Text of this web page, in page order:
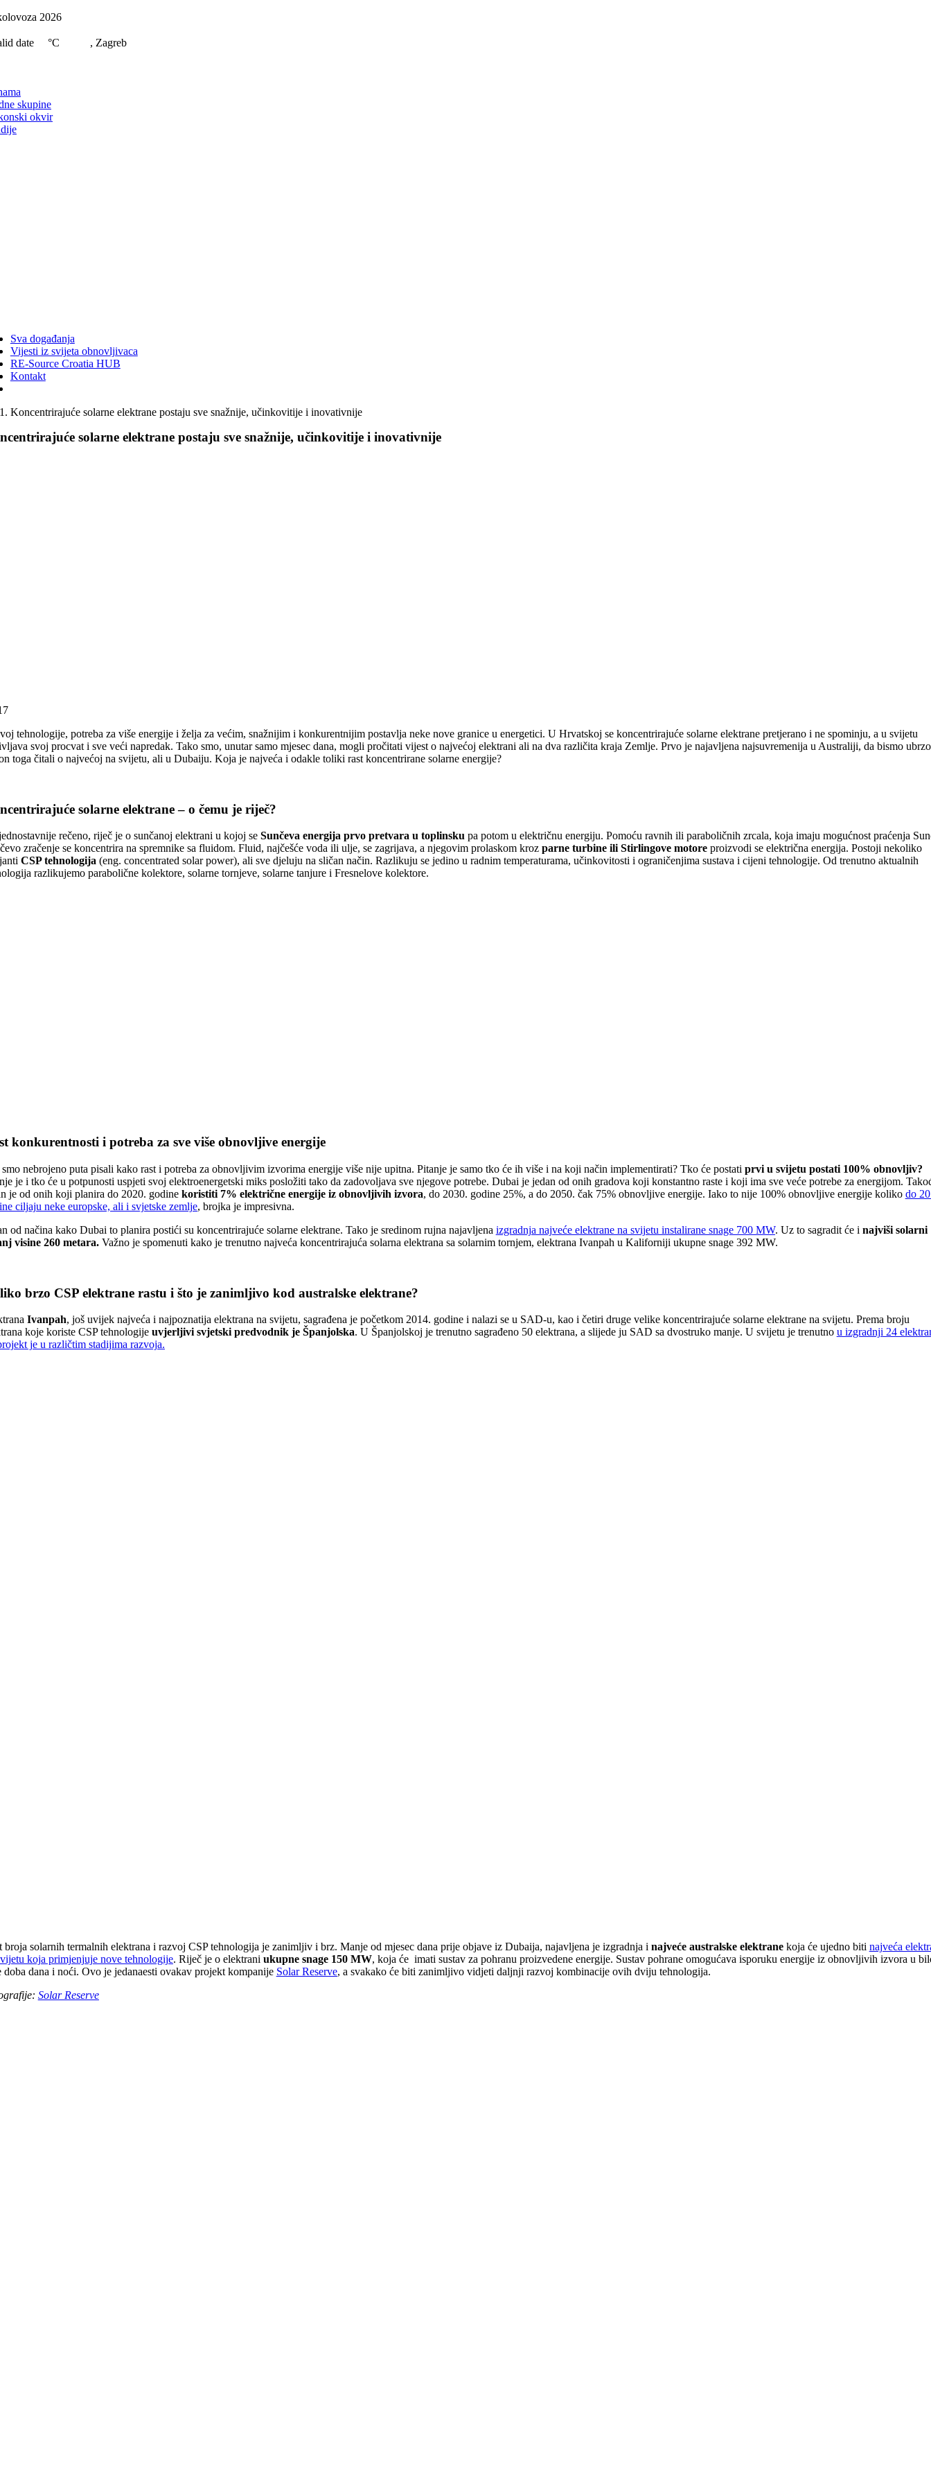
Skip
content
2026
date °C , Zagreb
skupine
okvir
Sva događanja
Vijesti iz svijeta obnovljivaca
RE-Source Croatia HUB
Kontakt
Koncentrirajuće solarne elektrane postaju sve snažnije, učinkovitije i inovativnije
solarne elektrane postaju sve snažnije, učinkovitije i inovativnije
tehnologije, potreba za više energije i želja za većim, snažnijim i konkurentnijim postavlja neke nove granice u energetici. U Hrvatskoj se koncentrirajuće solarne elektrane pretjerano i ne spominju, a u svijetu
svoj procvat i sve veći napredak. Tako smo, unutar samo mjesec dana, mogli pročitati vijest o najvećoj elektrani ali na dva različita kraja Zemlje. Prvo je najavljena najsuvremenija u Australiji, da bismo ubrzo
toga čitali o najvećoj na svijetu, ali u Dubaiju. Koja je najveća i odakle toliki rast koncentrirane solarne energije?
solarne elektrane – o čemu je riječ?
rečeno, riječ je o sunčanoj elektrani u kojoj se Sunčeva energija prvo pretvara u toplinskupa potom u električnu energiju. Pomoću ravnih ili paraboličnih zrcala, koja imaju mogućnost praćenja
zračenje se koncentrira na spremnike sa fluidom. Fluid, najčešće voda ili ulje, se zagrijava, a njegovim prolaskom kroz parne turbine ili Stirlingove motoreproizvodi se električna energija. Postoji nekoliko
CSP tehnologija(eng. concentrated solar power), ali sve djeluju na sličan način. Razlikuju se jedino u radnim temperaturama, učinkovitosti i ograničenjima sustava i cijeni tehnologije. Od trenutno aktualnih
razlikujemo parabolične kolektore, solarne tornjeve, solarne tanjure i Fresnelove kolektore.
konkurentnosti i potreba za sve više obnovljive energije
smo nebrojeno puta pisali kako rast i potreba za obnovljivim izvorima energije više nije upitna. Pitanje je samo tko će ih više i na koji način implementirati? Tko će postati prvi u svijetu postati 100% obnovljiv?
je i tko će u potpunosti uspjeti svoj elektroenergetski miks posložiti tako da zadovoljava sve njegove potrebe. Dubai je jedan od onih gradova koji konstantno raste i koji ima sve veće potrebe za energijom.
je od onih koji planira do 2020. godine koristiti 7% električne energije iz obnovljivih izvora, do 2030. godine 25%, a do 2050. čak 75% obnovljive energije. Iako to nije 100% obnovljive energije koliko do
ciljaju neke europske, ali i svjetske zemlje, brojka je impresivna.
od načina kako Dubai to planira postići su koncentrirajuće solarne elektrane. Tako je sredinom rujna najavljena izgradnja najveće elektrane na svijetu instalirane snage 700 MW. Uz to sagradit će i najviši solarni
visine 260 metara.Važno je spomenuti kako je trenutno najveća koncentrirajuća solarna elektrana sa solarnim tornjem, elektrana Ivanpah u Kaliforniji ukupne snage 392 MW.
brzo CSP elektrane rastu i što je zanimljivo kod australske elektrane?
Ivanpah, još uvijek najveća i najpoznatija elektrana na svijetu, sagrađena je početkom 2014. godine i nalazi se u SAD-u, kao i četiri druge velike koncentrirajuće solarne elektrane na svijetu. Prema broju
koje koriste CSP tehnologije uvjerljivi svjetski predvodnik je Španjolska. U Španjolskoj je trenutno sagrađeno 50 elektrana, a slijede ju SAD sa dvostruko manje. U svijetu je trenutno u izgradnji 24
je u različtim stadijima razvoja.
broja solarnih termalnih elektrana i razvoj CSP tehnologija je zanimljiv i brz. Manje od mjesec dana prije objave iz Dubaija, najavljena je izgradnja i najveće australske elektranekoja će ujedno biti najveća
koja primjenjuje nove tehnologije. Riječ je o elektrani ukupne snage 150 MW, koja će imati sustav za pohranu proizvedene energije. Sustav pohrane omogućava isporuku energije iz obnovljivih izvora u
doba dana i noći. Ovo je jedanaesti ovakav projekt kompanije Solar Reserve, a svakako će biti zanimljivo vidjeti daljnji razvoj kombinacije ovih dviju tehnologija.
Solar Reserve